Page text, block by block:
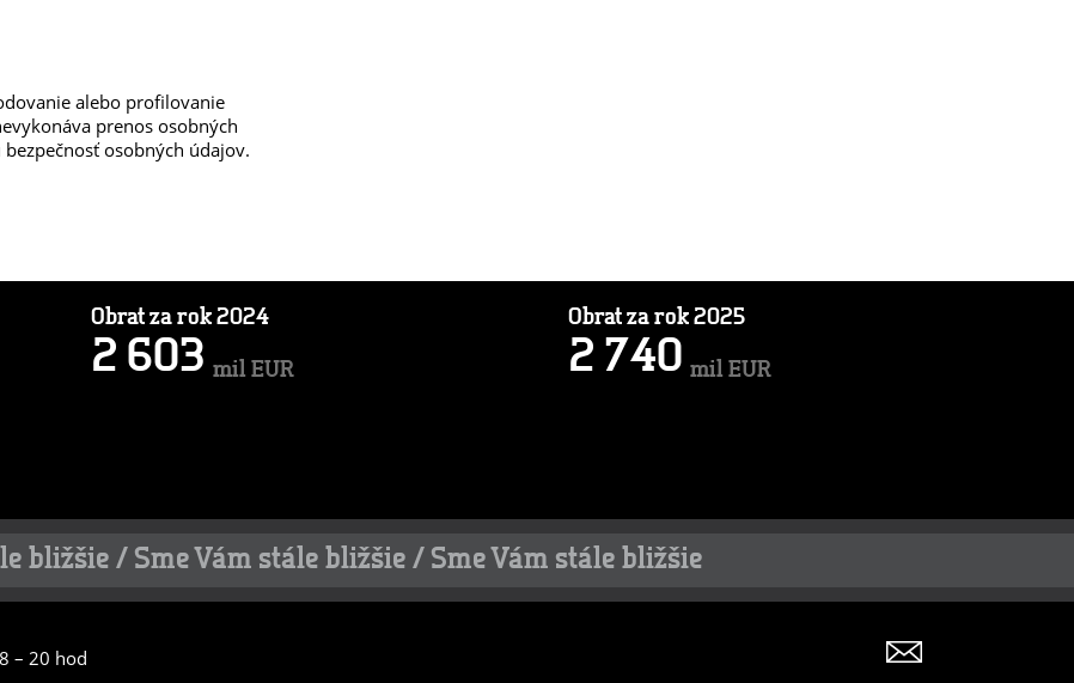
alebo profilovanie
prenos osobných
osobných údajov.
Obrat za rok 2024
2 603 mil EUR
Obrat za rok 2025
2 740 mil EUR
bližšie / Sme Vám stále bližšie / Sme Vám stále bližšie
– 20 hod